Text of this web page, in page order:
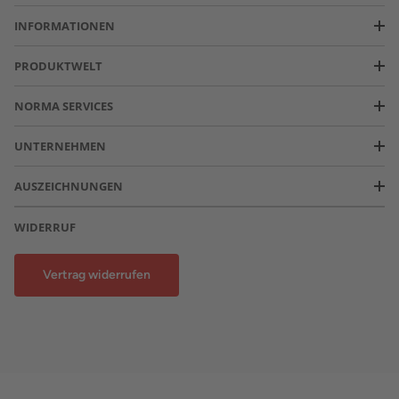
INFORMATIONEN
PRODUKTWELT
NORMA SERVICES
UNTERNEHMEN
AUSZEICHNUNGEN
WIDERRUF
Vertrag widerrufen